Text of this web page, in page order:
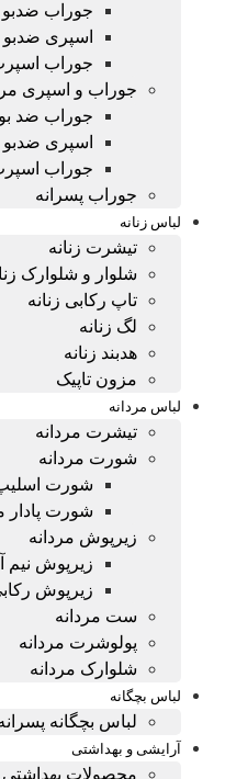
جوراب ضدبو
اسپری
جوراب
جوراب و اسپری
جوراب ضد بو
اسپری
جوراب
جوراب پسرانه
لباس زنانه
تیشرت زنانه
شلوار و شلوارک
تاپ رکابی زنانه
لگ زنانه
هدبند زنانه
مزون تاپیک
لباس مردانه
تیشرت مردانه
شورت مردانه
شورت اسلیپ
شورت پادار
زیرپوش مردانه
زیرپوش نیم
زیرپوش
ست مردانه
پولوشرت مردانه
شلوارک مردانه
لباس بچگانه
لباس بچگانه
آرایشی و بهداشتی
محصولات بهداشتی